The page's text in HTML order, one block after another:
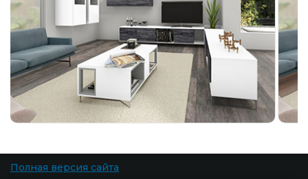
Полная версия сайта